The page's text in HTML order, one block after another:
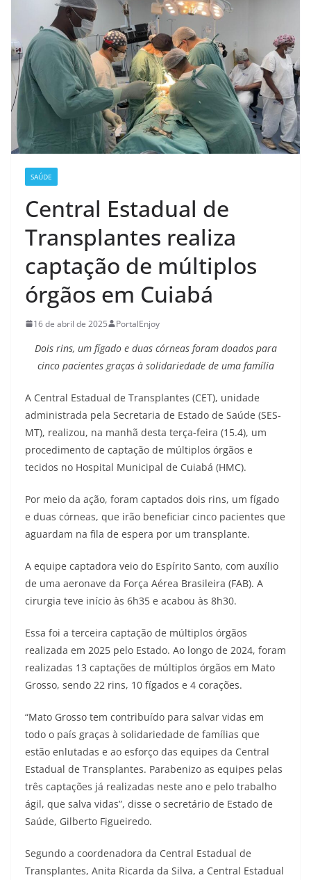
SAÚDE
Central Estadual de
Transplantes realiza
captação de múltiplos
órgãos em Cuiabá
16 de abril de 2025 PortalEnjoy
Dois rins, um fígado e duas córneas foram doados para
cinco pacientes graças à solidariedade de uma família
A Central Estadual de Transplantes (CET), unidade
administrada pela Secretaria de Estado de Saúde (SES-
MT), realizou, na manhã desta terça-feira (15.4), um
procedimento de captação de múltiplos órgãos e
tecidos no Hospital Municipal de Cuiabá (HMC).
Por meio da ação, foram captados dois rins, um fígado
e duas córneas, que irão beneficiar cinco pacientes que
aguardam na fila de espera por um transplante.
A equipe captadora veio do Espírito Santo, com auxílio
de uma aeronave da Força Aérea Brasileira (FAB). A
cirurgia teve início às 6h35 e acabou às 8h30.
Essa foi a terceira captação de múltiplos órgãos
realizada em 2025 pelo Estado. Ao longo de 2024, foram
realizadas 13 captações de múltiplos órgãos em Mato
Grosso, sendo 22 rins, 10 fígados e 4 corações.
“Mato Grosso tem contribuído para salvar vidas em
todo o país graças à solidariedade de famílias que
estão enlutadas e ao esforço das equipes da Central
Estadual de Transplantes. Parabenizo as equipes pelas
três captações já realizadas neste ano e pelo trabalho
ágil, que salva vidas”, disse o secretário de Estado de
Saúde, Gilberto Figueiredo.
Segundo a coordenadora da Central Estadual de
Transplantes, Anita Ricarda da Silva, a Central Estadual